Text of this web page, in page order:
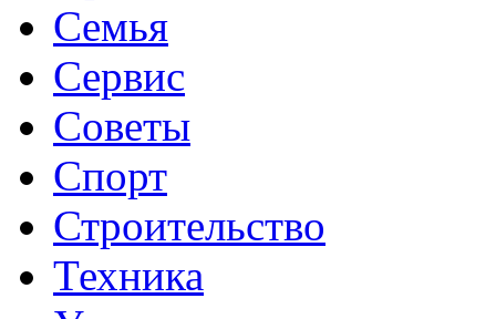
Семья
Сервис
Советы
Спорт
Строительство
Техника